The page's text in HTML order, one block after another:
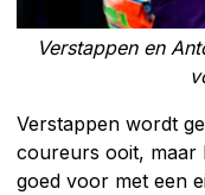
Verstappen en
Verstappen wordt
coureurs ooit, maar
goed voor met een